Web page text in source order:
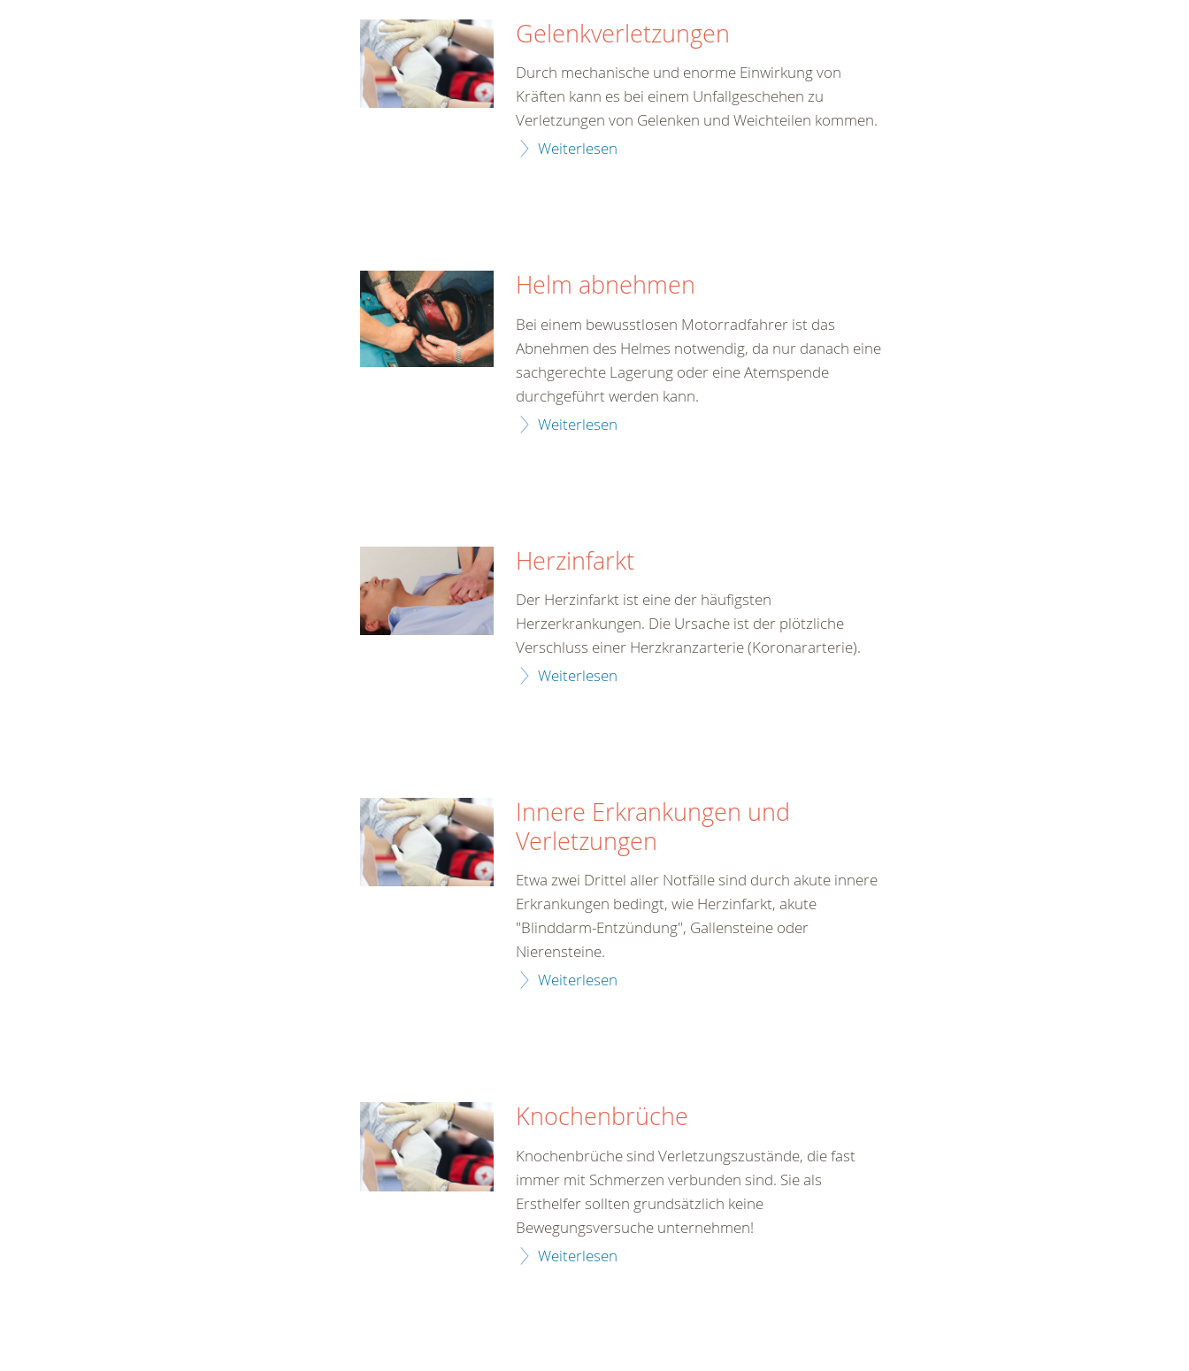
Gelenkverletzungen
Durch mechanische und enorme Einwirkung von
Kräften kann es bei einem Unfallgeschehen zu
Verletzungen von Gelenken und Weichteilen kommen.
Weiterlesen
Helm abnehmen
Bei einem bewusstlosen Motorradfahrer ist das
Abnehmen des Helmes notwendig, da nur danach eine
sachgerechte Lagerung oder eine Atemspende
durchgeführt werden kann.
Weiterlesen
Herzinfarkt
Der Herzinfarkt ist eine der häufigsten
Herzerkrankungen. Die Ursache ist der plötzliche
Verschluss einer Herzkranzarterie (Koronararterie).
Weiterlesen
Innere Erkrankungen und
Verletzungen
Etwa zwei Drittel aller Notfälle sind durch akute innere
Erkrankungen bedingt, wie Herzinfarkt, akute
"Blinddarm-Entzündung", Gallensteine oder
Nierensteine.
Weiterlesen
Knochenbrüche
Knochenbrüche sind Verletzungszustände, die fast
immer mit Schmerzen verbunden sind. Sie als
Ersthelfer sollten grundsätzlich keine
Bewegungsversuche unternehmen!
Weiterlesen